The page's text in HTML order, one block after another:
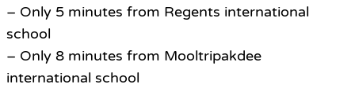
– Only 5 minutes from Regents international
school
– Only 8 minutes from Mooltripakdee
international school